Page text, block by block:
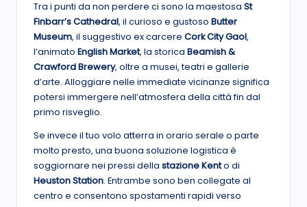
Tra i punti da non perdere ci sono la maestosa St
Finbarr’s Cathedral, il curioso e gustoso Butter
Museum, il suggestivo ex carcere Cork City Gaol,
l’animato English Market, la storica Beamish &
Crawford Brewery, oltre a musei, teatri e gallerie
d’arte. Alloggiare nelle immediate vicinanze significa
potersi immergere nell’atmosfera della città fin dal
primo risveglio.
Se invece il tuo volo atterra in orario serale o parte
molto presto, una buona soluzione logistica è
soggiornare nei pressi della stazione Kento di
Heuston Station. Entrambe sono ben collegate al
centro e consentono spostamenti rapidi verso